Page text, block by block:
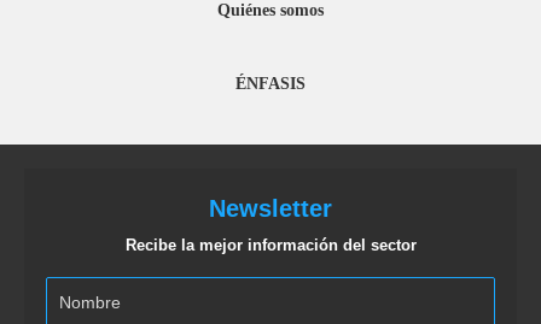
Quiénes somos
ÉNFASIS
Newsletter
Recibe la mejor información del sector